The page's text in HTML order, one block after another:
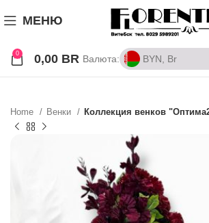
МЕНЮ
0 0,00 BR Валюта: BYN, Br
BYN, Br
Home Венки Коллекция венков